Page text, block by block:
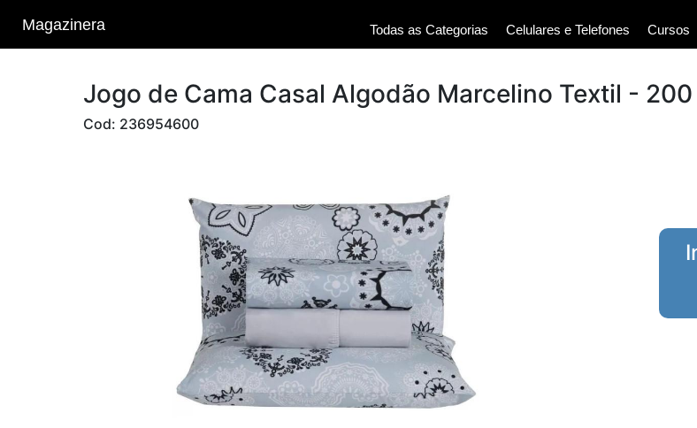
Magazinera Todas as Categorias Celulares e Telefones Cursos
Jogo de Cama Casal Algodão Marcelino Textil -
Cod: 236954600